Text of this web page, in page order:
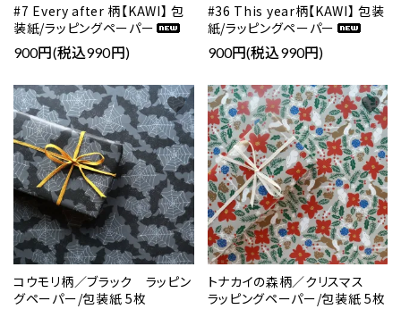
#7 Every after 柄【KAWI】 包
装紙/ラッピングペーパー
900円(税込990円)
#36 This year柄【KAWI】 包装
紙/ラッピングペーパー
900円(税込990円)
コウモリ柄／ブラック ラッピン
グペーパー/包装紙 5枚
favorite
トナカイの森柄／クリスマス
ラッピングペーパー/包装紙 5枚
favorite